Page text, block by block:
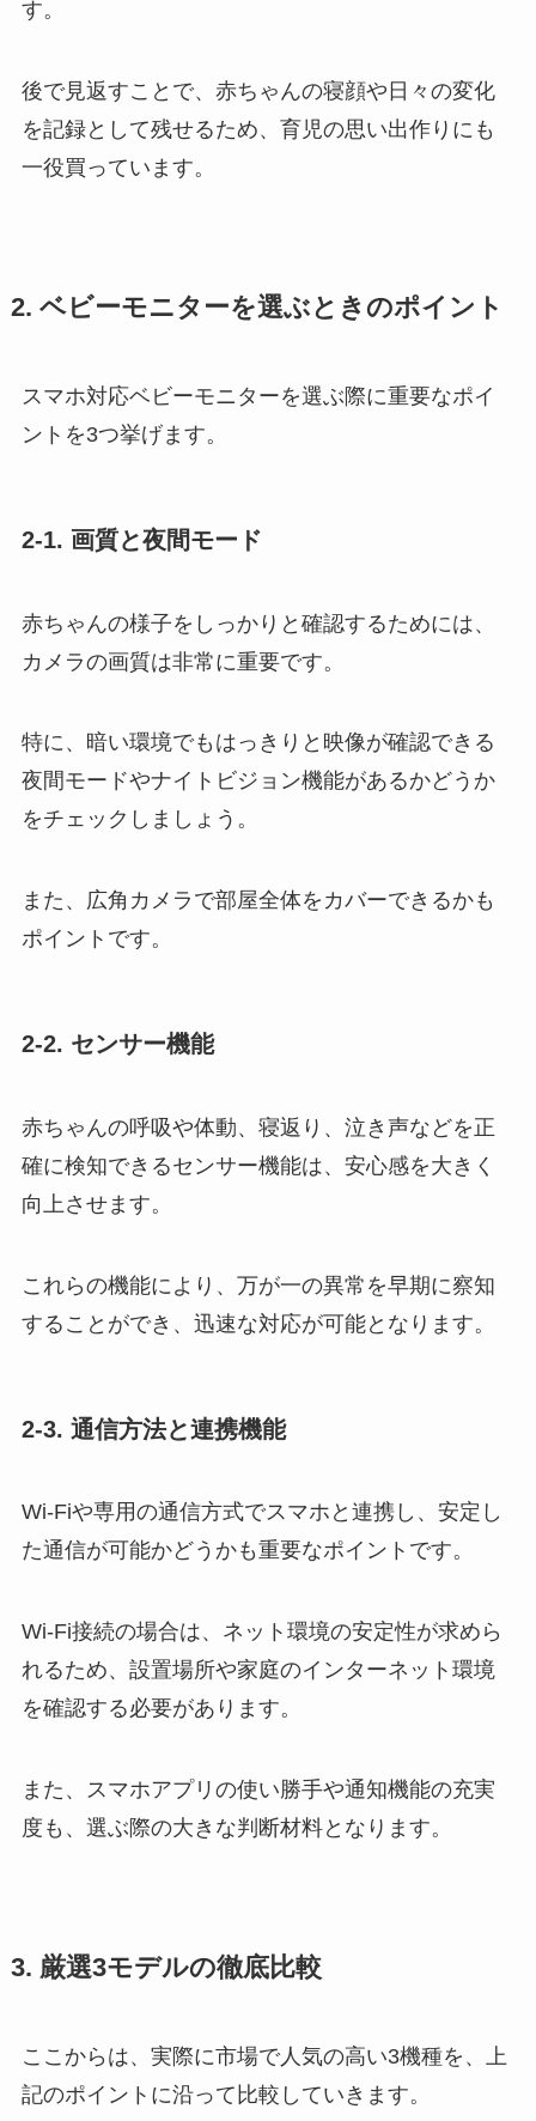
す。
後で見返すことで、赤ちゃんの寝顔や日々の変化
を記録として残せるため、育児の思い出作りにも
一役買っています。
2. ベビーモニターを選ぶときのポイント
スマホ対応ベビーモニターを選ぶ際に重要なポイ
ントを3つ挙げます。
2-1. 画質と夜間モード
赤ちゃんの様子をしっかりと確認するためには、
カメラの画質は非常に重要です。
特に、暗い環境でもはっきりと映像が確認できる
夜間モードやナイトビジョン機能があるかどうか
をチェックしましょう。
また、広角カメラで部屋全体をカバーできるかも
ポイントです。
2-2. センサー機能
赤ちゃんの呼吸や体動、寝返り、泣き声などを正
確に検知できるセンサー機能は、安心感を大きく
向上させます。
これらの機能により、万が一の異常を早期に察知
することができ、迅速な対応が可能となります。
2-3. 通信方法と連携機能
Wi-Fiや専用の通信方式でスマホと連携し、安定し
た通信が可能かどうかも重要なポイントです。
Wi-Fi接続の場合は、ネット環境の安定性が求めら
れるため、設置場所や家庭のインターネット環境
を確認する必要があります。
また、スマホアプリの使い勝手や通知機能の充実
度も、選ぶ際の大きな判断材料となります。
3. 厳選3モデルの徹底比較
ここからは、実際に市場で人気の高い3機種を、上
記のポイントに沿って比較していきます。